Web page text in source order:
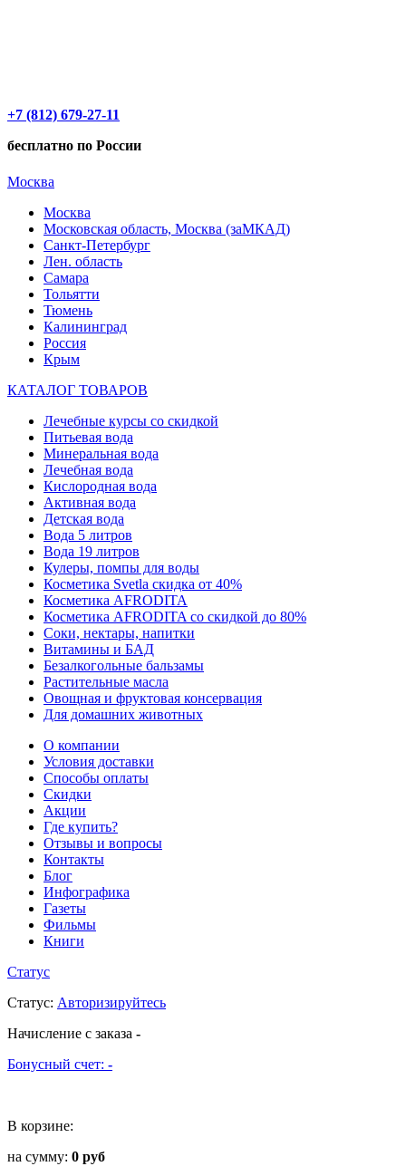
+7 (812) 679-27-11
бесплатно по России
Москва
Москва
Московская область, Москва (заМКАД)
Санкт-Петербург
Лен. область
Самара
Тольятти
Тюмень
Калининград
Россия
Крым
КАТАЛОГ ТОВАРОВ
Лечебные курсы со скидкой
Питьевая вода
Минеральная вода
Лечебная вода
Кислородная вода
Активная вода
Детская вода
Вода 5 литров
Вода 19 литров
Кулеры, помпы для воды
Косметика Svetla скидка от 40%
Косметика AFRODITA
Косметика AFRODITA со скидкой до 80%
Соки, нектары, напитки
Витамины и БАД
Безалкогольные бальзамы
Растительные масла
Овощная и фруктовая консервация
Для домашних животных
О компании
Условия доставки
Способы оплаты
Скидки
Акции
Где купить?
Отзывы и вопросы
Контакты
Блог
Инфографика
Газеты
Фильмы
Книги
Статус
Статус: Авторизируйтесь
Начисление с заказа -
Бонусный счет: -
В корзине:
на сумму: 0 руб